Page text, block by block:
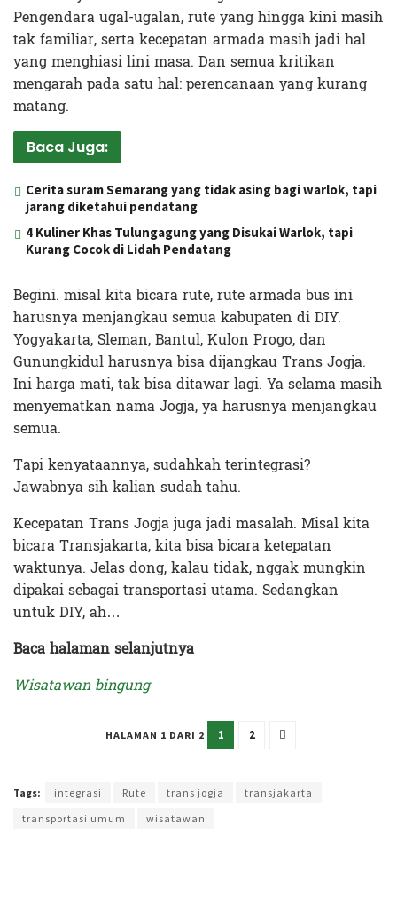
Pengendara ugal-ugalan, rute yang hingga kini masih
tak familiar, serta kecepatan armada masih jadi hal
yang menghiasi lini masa. Dan semua kritikan
mengarah pada satu hal: perencanaan yang kurang
matang.
Baca Juga:
Cerita suram Semarang yang tidak asing bagi warlok, tapi
jarang diketahui pendatang
4 Kuliner Khas Tulungagung yang Disukai Warlok, tapi
Kurang Cocok di Lidah Pendatang
Begini. misal kita bicara rute, rute armada bus ini
harusnya menjangkau semua kabupaten di DIY.
Yogyakarta, Sleman, Bantul, Kulon Progo, dan
Gunungkidul harusnya bisa dijangkau Trans Jogja.
Ini harga mati, tak bisa ditawar lagi. Ya selama masih
menyematkan nama Jogja, ya harusnya menjangkau
semua.
Tapi kenyataannya, sudahkah terintegrasi?
Jawabnya sih kalian sudah tahu.
Kecepatan Trans Jogja juga jadi masalah. Misal kita
bicara Transjakarta, kita bisa bicara ketepatan
waktunya. Jelas dong, kalau tidak, nggak mungkin
dipakai sebagai transportasi utama. Sedangkan
untuk DIY, ah…
Baca halaman selanjutnya
Wisatawan bingung
HALAMAN 1 DARI 2 1 2
Tags: integrasi Rute trans jogja
transjakarta
transportasi umum
wisatawan